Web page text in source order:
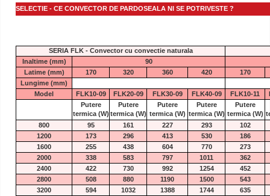
SELECTIE - CE CONVECTOR DE PARDOSEALA NI SE POTRIVESTE ?
SERIA FLK - Convector cu convectie naturala
Inaltime (mm)
90
Latime (mm)
170 320 360 420
170
Lungime (mm)
Model
FLK10-09 FLK20-09 FLK30-09 FLK40-09 FLK10-11
Putere
termica(W)
Putere
termica(W)
Putere
termica(W)
Putere
termica(W)
Putere
termica(W)
800
95 161 227 293
102
1200
173 296 413 530
186
1600
255 438 604 770
273
2000
338 583 797 1011
362
2400
422 730 992 1254
452
2800
508 880 1190 1500
543
3200
594 1032 1388 1744 635